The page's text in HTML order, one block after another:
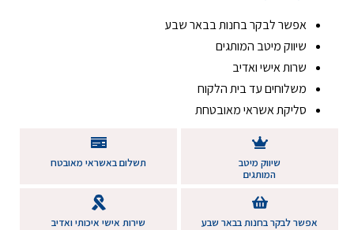
אפשר לבקר בחנות בבאר שבע
שיווק מיטב המותגים
שרות אישי ואדיב
משלוחים עד בית הלקוח
סליקת אשראי מאובטחת
שיווק מיטב
המותגים
תשלום באשראי מאובטח
אפשר לבקר בחנות בבאר שבע שירות אישי איכותי ואדיב